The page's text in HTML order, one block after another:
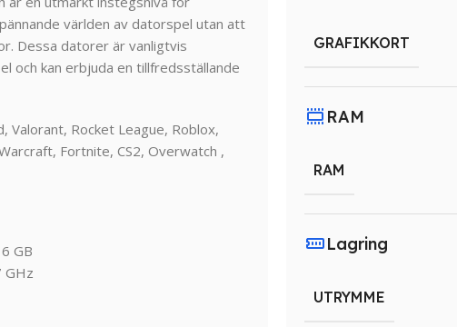
världen av datorspel utan att
Dessa datorer är vanligtvis
och kan erbjuda en tillfredsställande
Valorant, Rocket League, Roblox,
Fortnite, CS2, Overwatch ,
GB
GHz
GRAFIKKORT
RAM
RAM
Lagring
UTRYMME